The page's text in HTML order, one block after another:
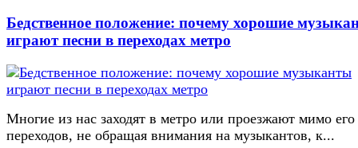
Бедственное положение: почему хорошие
играют песни в переходах метро
Многие из нас заходят в метро или проезжают мимо его
переходов, не обращая внимания на музыкантов, к...